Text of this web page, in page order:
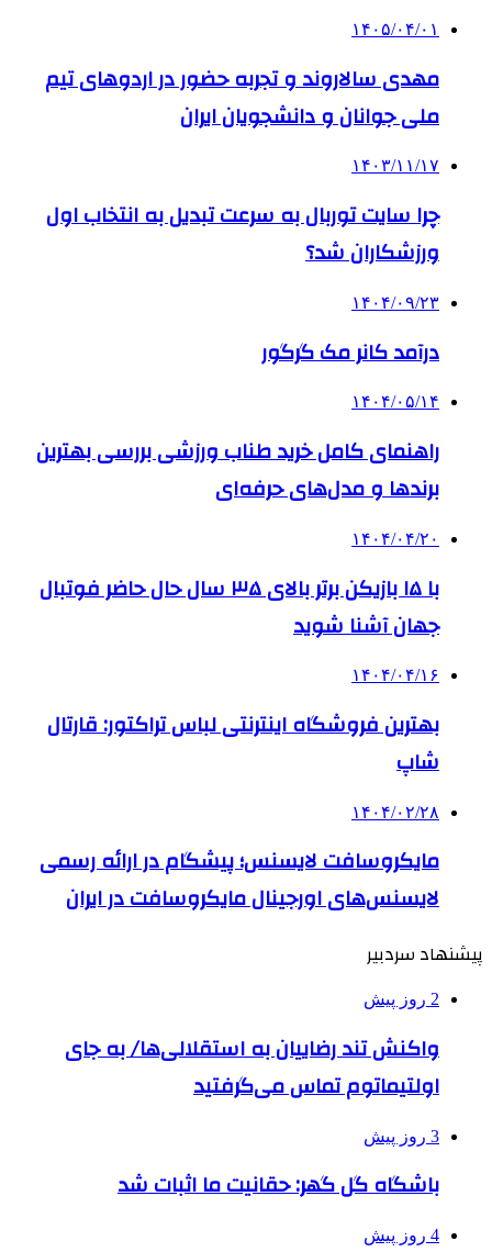
۱۴۰۵/۰۴/۰۱
مهدی سالاروند و تجربه حضور در اردوهای تیم
ملی جوانان و دانشجویان ایران
۱۴۰۳/۱۱/۱۷
چرا سایت توربال به ‌سرعت تبدیل به انتخاب اول
ورزشکاران شد؟
۱۴۰۴/۰۹/۲۳
درآمد کانر مک گرگور
۱۴۰۴/۰۵/۱۴
راهنمای کامل خرید طناب ورزشی بررسی بهترین
برندها و مدل‌های حرفه‌ای
۱۴۰۴/۰۴/۲۰
با ۱۵ بازیکن برتر بالای ۳۵ سال حال حاضر فوتبال
جهان آشنا شوید
۱۴۰۴/۰۴/۱۶
بهترین فروشگاه اینترنتی لباس تراکتور: قارتال
شاپ
۱۴۰۴/۰۲/۲۸
مایکروسافت لایسنس؛ پیشگام در ارائه رسمی
لایسنس‌های اورجینال مایکروسافت در ایران
پیشنهاد سردبیر
2 روز پیش
واکنش تند رضاییان به استقلالی‌ها/ به جای
اولتیماتوم تماس می‌گرفتید
3 روز پیش
باشگاه گل گهر: حقانیت ما اثبات شد
4 روز پیش